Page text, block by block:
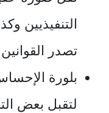
التنفيذيين
تصدر
بلورة
لتقبل بعض